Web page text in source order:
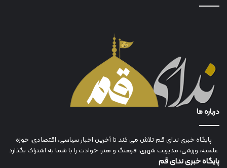
درباره ما
پایگاه خبری ندای قم تلاش می کند تا آخرین اخبار سیاسی، اقتصادی، حوزه
علمیه، ورزشی، مدیریت شهری، فرهنگ و هنر، حوادث را با شما به اشتراک بگذارد
پایگاه خبری ندای قم